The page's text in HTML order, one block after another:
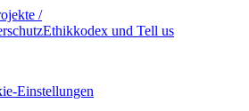
/
Ethikkodex und Tell us
Einstellungen